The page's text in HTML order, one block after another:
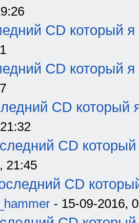
CD который я
CD который я
CD который
CD который
21:45
CD
- 15-09-2016,